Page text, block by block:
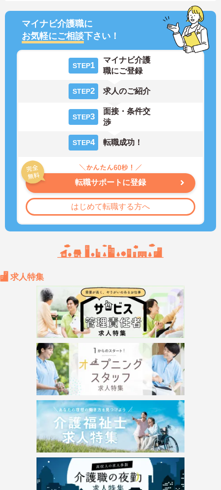
マイナビ介護職に
お気軽にご相談下さい！
STEP1
マイナビ介護
職にご登録
STEP2 求人のご紹介
STEP3
面接・条件交
渉
STEP4 転職成功！
転職サポートに登録
はじめて転職する方へ
求人特集